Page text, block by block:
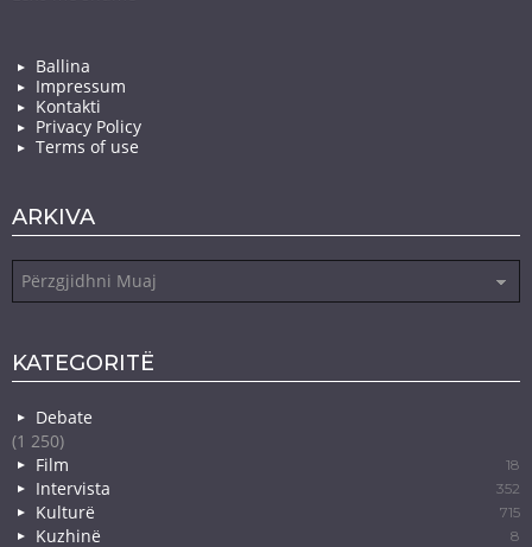
Ballina
Impressum
Kontakti
Privacy Policy
Terms of use
ARKIVA
KATEGORITË
Debate
(1 250)
Film
18
Intervista 352
Kulturë 715
Kuzhinë 8